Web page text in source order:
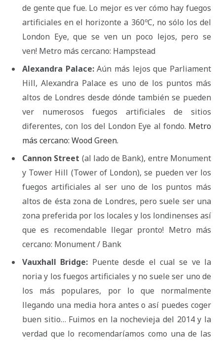
de gente que fue. Lo mejor es ver cómo hay fuegos
artificiales en el horizonte a 360ºC, no sólo los del
London Eye, que se ven un poco lejos, pero se
ven! Metro más cercano: Hampstead
Alexandra Palace:Aún más lejos que Parliament
Hill, Alexandra Palace es uno de los puntos más
altos de Londres desde dónde también se pueden
ver numerosos fuegos artificiales de sitios
diferentes, con los del London Eye al fondo. Metro
más cercano: Wood Green.
Cannon Street (al lado de Bank), entre Monument
y Tower Hill (Tower of London), se pueden ver los
fuegos artificiales al ser uno de los puntos más
altos de ésta zona de Londres, pero suele ser una
zona preferida por los locales y los londinenses así
que es recomendable llegar pronto! Metro más
cercano: Monument / Bank
Vauxhall Bridge: Puente desde el cual se ve la
noria y los fuegos artificiales y no suele ser uno de
los más populares, por lo que normalmente
llegando una media hora antes o así puedes coger
buen sitio… Fuimos en la nochevieja del 2014 y la
verdad que lo recomendaríamos como una de las